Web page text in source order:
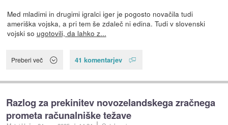
Med mladimi in drugimi igralci iger je pogosto novačila tudi
ameriška vojska, a pri tem še zdaleč ni edina. Tudi v slovenski
vojski so ugotovili, da lahko z...
Preberi več 41 komentarjev
Razlog za prekinitev novozelandskega zračnega
prometa računalniške težave